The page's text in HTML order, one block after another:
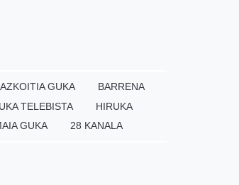
AZKOITIA GUKA
BARRENA
TELEBISTA
HIRUKA
GUKA 28 KANALA